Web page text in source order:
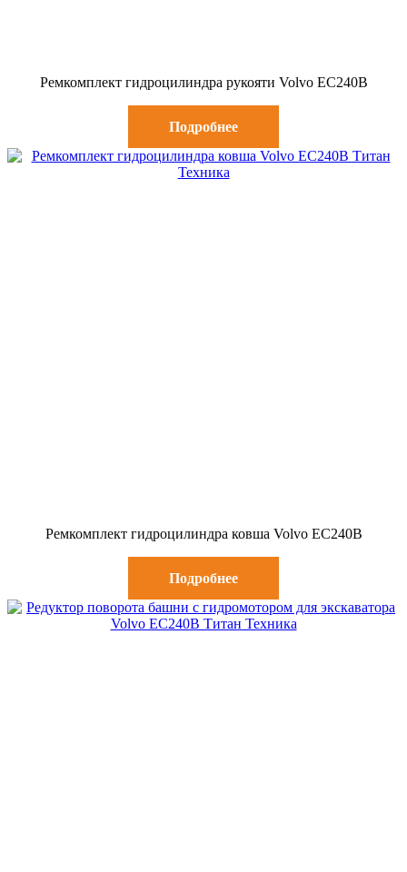
Ремкомплект гидроцилиндра рукояти Volvo EC240B
Подробнее
Ремкомплект гидроцилиндра ковша Volvo EC240B
Подробнее